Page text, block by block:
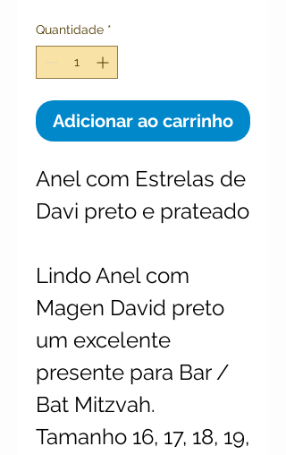
Quantidade *
Adicionar ao carrinho
Anel com Estrelas de
Davi preto e prateado
Lindo Anel com
Magen David preto
um excelente
presente para Bar /
Bat Mitzvah.
Tamanho 16, 17, 18, 19,